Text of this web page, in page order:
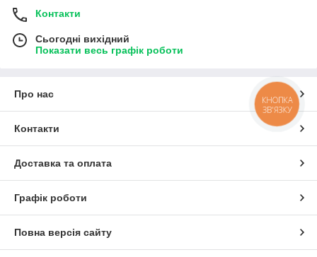
Контакти
Сьогодні вихідний
Показати весь графік роботи
Про нас
Контакти
Доставка та оплата
Графік роботи
Повна версія сайту
КНОПКА
ЗВ'ЯЗКУ